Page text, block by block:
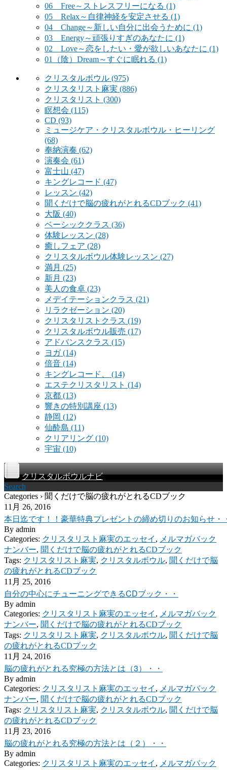
06 Free～ストレスフリーになる (1)
05 Relax～自律神経を安定させる (1)
04 Change～新しい自分に出会うために (1)
03 Energy～頑張りすぎのあなたに (1)
02 Love～恋をしたい・愛が欲しいあなたに (1)
01（陰）Dream～すぐに眠れる (1)
クリスタルボウル (975)
クリスタリスト麻実 (886)
クリスタリスト (300)
瞑想会 (115)
CD (93)
ミュージケア・クリスタルボウル・ヒーリング
(68)
奉納演奏 (62)
演奏会 (61)
富士山 (47)
キングレコード (47)
レッスン (42)
聞くだけで脳の疲れがとれるCDブック (41)
大阪 (40)
ベーシッククラス (36)
体験レッスン (28)
癒しフェア (28)
クリスタルボウル体験レッスン (27)
満月 (25)
新月 (23)
美人の食卓 (23)
メデイテーションクラス (21)
リラクゼーション (20)
クリスタリストクラス (19)
クリスタルボウル販売 (17)
アドバンスクラス (15)
ヨガ(14)
倍音 (14)
キングレコード、 (14)
エステクリスタリスト (14)
京都 (13)
響きの特別講座 (13)
静岡 (12)
仙酔島 (11)
クリアリング (10)
宇宙 (10)
クリスタルボウルナビ
Search
Categories › 聞くだけで脳の疲れがとれるCDブック
11月 26, 2016
本日迄です！！豪華特典プレゼントの締め切りのお知らせ・
By admin
Categories: クリスタリスト麻実のエッセイ , メルマガバック
ナンバー, 聞くだけで脳の疲れがとれるCDブック
Tags: クリスタリスト麻実, クリスタルボウル, 聞くだけで脳
の疲れがとれるCDブック
11月 25, 2016
自分の中心にチューニングできるCDブック・・
By admin
Categories: クリスタリスト麻実のエッセイ , メルマガバック
ナンバー, 聞くだけで脳の疲れがとれるCDブック
Tags: クリスタリスト麻実, クリスタルボウル, 聞くだけで脳
の疲れがとれるCDブック
11月 24, 2016
脳の疲れがとれる究極の方法とは（3）・・
By admin
Categories: クリスタリスト麻実のエッセイ , メルマガバック
ナンバー, 聞くだけで脳の疲れがとれるCDブック
Tags: クリスタリスト麻実, クリスタルボウル, 聞くだけで脳
の疲れがとれるCDブック
11月 23, 2016
脳の疲れがとれる究極の方法とは（２）・・
By admin
Categories: クリスタリスト麻実のエッセイ , メルマガバック